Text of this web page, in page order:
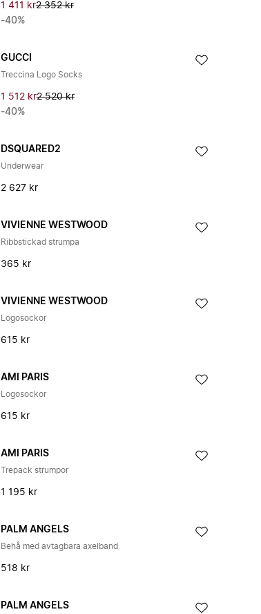
1 411 kr2 352 kr
-40%
GUCCI
Treccina Logo Socks
1 512 kr2 520 kr
-40%
DSQUARED2
Underwear
2 627 kr
VIVIENNE WESTWOOD
Ribbstickad strumpa
365 kr
VIVIENNE WESTWOOD
Logosockor
615 kr
AMI PARIS
Logosockor
615 kr
AMI PARIS
Trepack strumpor
1 195 kr
PALM ANGELS
Behå med avtagbara axelband
518 kr
PALM ANGELS